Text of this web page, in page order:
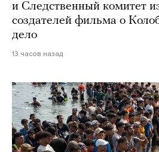
и Следственный комитет
создателей фильма о
дело
13 часов назад